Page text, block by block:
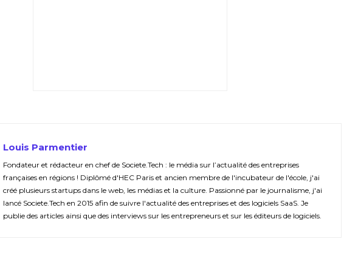
Louis Parmentier
Fondateur et rédacteur en chef de Societe.Tech : le média sur l’actualité des entreprises
françaises en régions ! Diplômé d'HEC Paris et ancien membre de l'incubateur de l'école, j'ai
créé plusieurs startups dans le web, les médias et la culture. Passionné par le journalisme, j'ai
lancé Societe.Tech en 2015 afin de suivre l'actualité des entreprises et des logiciels SaaS. Je
publie des articles ainsi que des interviews sur les entrepreneurs et sur les éditeurs de logiciels.